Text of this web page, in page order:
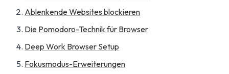
Ablenkende Websites blockieren
Die Pomodoro-Technik für Browser
Deep Work Browser Setup
Fokusmodus-Erweiterungen